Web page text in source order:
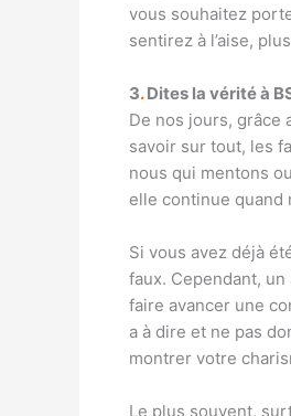
vous souhaitez
sentirez à l’aise,
3.Dites la vérité à
De nos jours, grâce
savoir sur tout, les
nous qui mentons
elle continue quand
Si vous avez déjà
faux. Cependant, un
faire avancer une
a à dire et ne pas
montrer votre
Le plus souvent,